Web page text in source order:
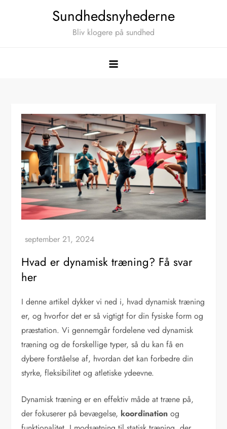
Sundhedsnyhederne
Bliv klogere på sundhed
Hvad er dynamisk træning? Få svar
her
I denne artikel dykker vi ned i, hvad dynamisk træning
er, og hvorfor det er så vigtigt for din fysiske form og
præstation. Vi gennemgår fordelene ved dynamisk
træning og de forskellige typer, så du kan få en
dybere forståelse af, hvordan det kan forbedre din
styrke, fleksibilitet og atletiske ydeevne.
Dynamisk træning er en effektiv måde at træne på,
der fokuserer på bevægelse, koordination og